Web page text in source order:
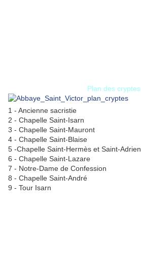
Plan des cryptes
1 - Ancienne sacristie
2 - Chapelle Saint-Isarn
3 - Chapelle Saint-Mauront
4 - Chapelle Saint-Blaise
5 -Chapelle Saint-Hermès et Saint-Adrien
6 - Chapelle Saint-Lazare
7 - Notre-Dame de Confession
8 - Chapelle Saint-André
9 - Tour Isarn